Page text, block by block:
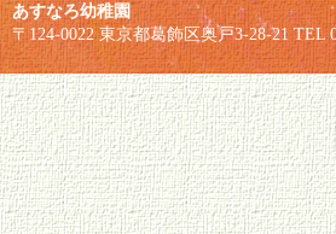
あすなろ幼稚園
〒124-0022 東京都葛飾区奥戸3-28-21 TEL